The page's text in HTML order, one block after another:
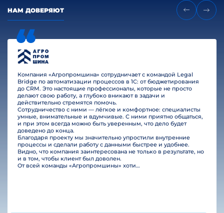
НАМ ДОВЕРЯЮТ
Компания «Агропромшина» сотрудничает с командой Legal
Bridge по автоматизации процессов в 1С: от бюджетирования
до CRM. Это настоящие профессионалы, которые не просто
делают свою работу, а глубоко вникают в задачи и
действительно стремятся помочь.
Сотрудничество с ними — лёгкое и комфортное: специалисты
умные, внимательные и вдумчивые. С ними приятно общаться,
и при этом всегда можно быть уверенным, что дело будет
доведено до конца.
Благодаря проекту мы значительно упростили внутренние
процессы и сделали работу с данными быстрее и удобнее.
Видно, что компания заинтересована не только в результате, но
и в том, чтобы клиент был доволен.
От всей команды «Агропромшины» хотим поблагодарить специалистов Legal Bridge за отличную работу и человеческое отношение.…